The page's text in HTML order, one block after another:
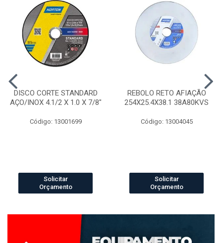
DISCO CORTE STANDARD
AÇO/INOX 4.1/2 X 1.0 X 7/8"
Código: 13001699
Solicitar
Orçamento
REBOLO RETO AFIAÇÃO
254X25.4X38.1 38A80KVS
Código: 13004045
Solicitar
Orçamento